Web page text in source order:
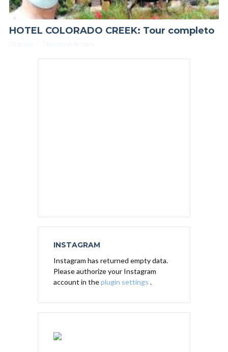
HOTEL COLORADO CREEK: Tour completo
INSTAGRAM
Instagram has returned empty data.
Please authorize your Instagram
account in theplugin settings .